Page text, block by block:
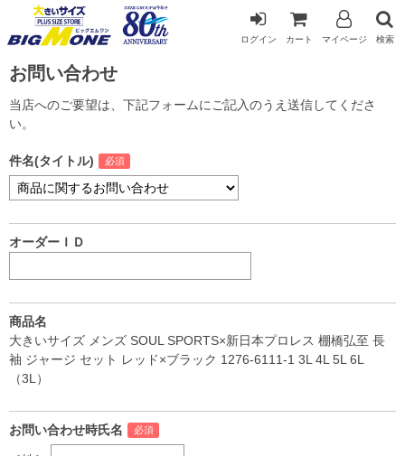
ログイン カート マイページ 検索
お問い合わせ
当店へのご要望は、下記フォームにご記入のうえ送信してくださ
い。
件名(タイトル)
オーダーＩＤ
商品名
大きいサイズ メンズ SOUL SPORTS×新日本プロレス 棚橋弘至 長
袖 ジャージ セット レッド×ブラック 1276-6111-1 3L 4L 5L 6L
（3L）
お問い合わせ時氏名